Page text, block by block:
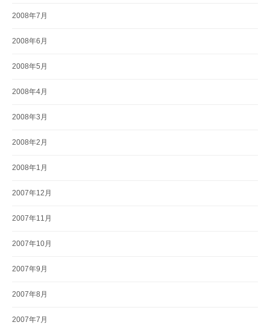
2008年7月
2008年6月
2008年5月
2008年4月
2008年3月
2008年2月
2008年1月
2007年12月
2007年11月
2007年10月
2007年9月
2007年8月
2007年7月